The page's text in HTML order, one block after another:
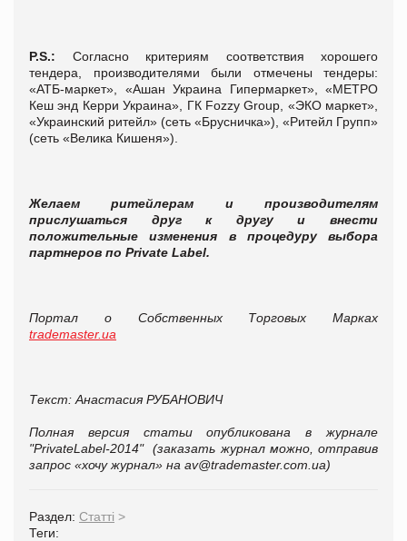
P.S.: Согласно критериям соответствия хорошего
тендера, производителями были отмечены тендеры:
«АТБ-маркет», «Ашан Украина Гипермаркет», «МЕТРО
Кеш энд Керри Украина», ГК Fozzy Group, «ЭКО маркет»,
«Украинский ритейл» (сеть «Брусничка»), «Ритейл Групп»
(сеть «Велика Кишеня»).
Желаем ритейлерам и производителям
прислушаться друг к другу и внести
положительные изменения в процедуру выбора
партнеров по Private Label.
Портал о Собственных Торговых Марках
trademaster.ua
Текст: Анастасия РУБАНОВИЧ
Полная версия статьи опубликована в журнале
"PrivateLabel-2014" (заказать журнал можно, отправив
запрос «хочу журнал» на av@trademaster.com.ua)
Раздел: Статті >
Теги: